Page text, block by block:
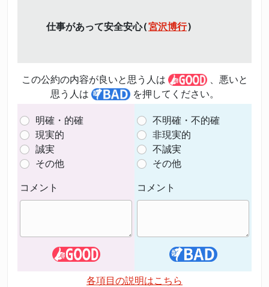
仕事があって安全安心(宮沢博行)
この公約の内容が良いと思う人は
、悪いと
思う人は
を押してください。
明確・的確
現実的
誠実
その他
コメント
不明確・不的確
非現実的
不誠実
その他
コメント
各項目の説明はこちら